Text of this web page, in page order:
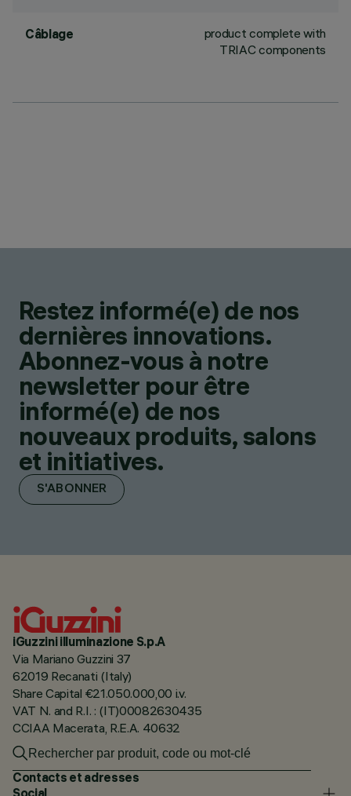
Câblage
product complete with
TRIAC components
Restez informé(e) de nos
dernières innovations.
Abonnez-vous à notre
newsletter pour être
informé(e) de nos
nouveaux produits, salons
et initiatives.
S'ABONNER
iGuzzini illuminazione S.p.A
Via Mariano Guzzini 37
62019 Recanati (Italy)
Share Capital €21.050.000,00 i.v.
VAT N. and R.I. : (IT)00082630435
CCIAA Macerata, R.E.A. 40632
Contacts et adresses